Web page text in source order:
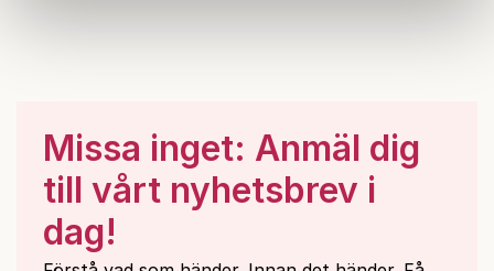
Missa inget: Anmäl dig
till vårt nyhetsbrev i
dag!